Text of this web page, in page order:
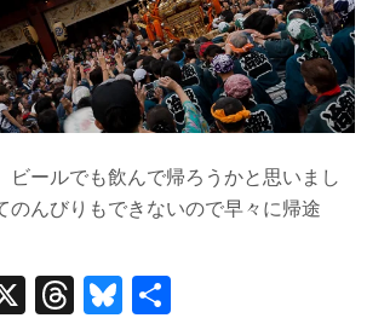
ビールでも飲んで帰ろうかと思いまし
のんびりもできないので早々に帰途
X
T
Bl